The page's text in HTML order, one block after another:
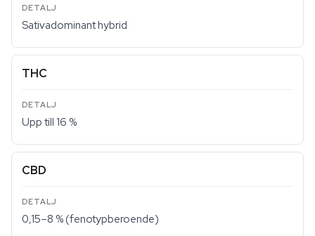
Sativadominant hybrid
THC
Upp till 16 %
CBD
0,15–8 % (fenotypberoende)